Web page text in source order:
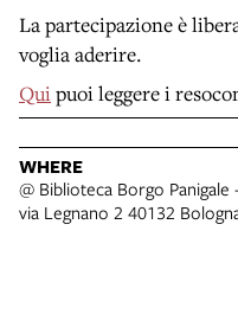
La partecipazione è
voglia aderire.
Quipuoi leggere i
WHERE
@ Biblioteca Borgo Panigale
via Legnano 2 40132